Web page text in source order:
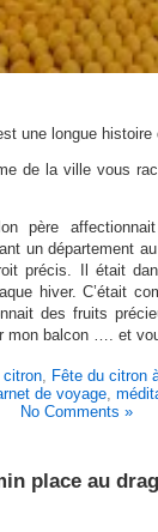
une longue histoire
de la ville vous
père
un département
précis. Il était
hiver. C’était
des fruits
mon balcon …. et
citron, Fête du citron
de voyage,
No Comments »
place au